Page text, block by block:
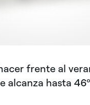
frente al
alcanza hasta